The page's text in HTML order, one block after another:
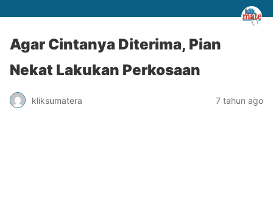
Agar Cintanya Diterima, Pian
Nekat Lakukan Perkosaan
kliksumatera 7 tahun ago